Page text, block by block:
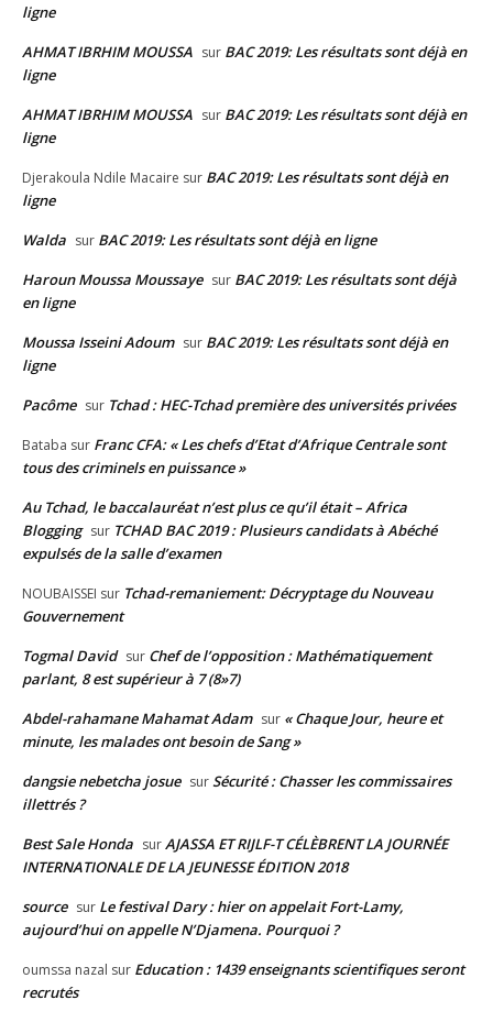
ligne
AHMAT IBRHIM MOUSSA sur BAC 2019: Les résultats sont déjà en
ligne
AHMAT IBRHIM MOUSSA sur BAC 2019: Les résultats sont déjà en
ligne
Djerakoula Ndile Macaire sur BAC 2019: Les résultats sont déjà en
ligne
Walda sur BAC 2019: Les résultats sont déjà en ligne
Haroun Moussa Moussaye sur BAC 2019: Les résultats sont déjà
en ligne
Moussa Isseini Adoum sur BAC 2019: Les résultats sont déjà en
ligne
Pacôme sur Tchad : HEC-Tchad première des universités privées
Bataba sur Franc CFA: « Les chefs d’Etat d’Afrique Centrale sont
tous des criminels en puissance »
Au Tchad, le baccalauréat n’est plus ce qu’il était – Africa
Blogging sur TCHAD BAC 2019 : Plusieurs candidats à Abéché
expulsés de la salle d’examen
NOUBAISSEI sur Tchad-remaniement: Décryptage du Nouveau
Gouvernement
Togmal David sur Chef de l’opposition : Mathématiquement
parlant, 8 est supérieur à 7 (8»7)
Abdel-rahamane Mahamat Adam sur « Chaque Jour, heure et
minute, les malades ont besoin de Sang »
dangsie nebetcha josue surSécurité : Chasser les commissaires
illettrés ?
Best Sale Honda surAJASSA ET RIJLF-T CÉLÈBRENT LA JOURNÉE
INTERNATIONALE DE LA JEUNESSE ÉDITION 2018
source sur Le festival Dary : hier on appelait Fort-Lamy,
aujourd’hui on appelle N’Djamena. Pourquoi ?
oumssa nazal sur Education : 1439 enseignants scientifiques seront
recrutés